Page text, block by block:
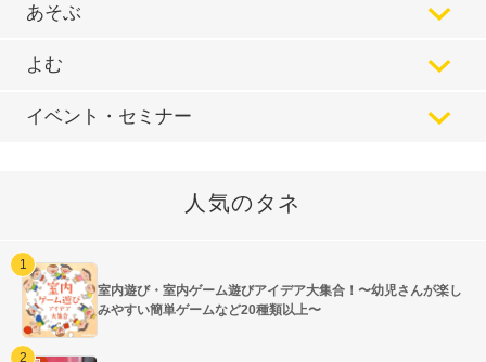
あそぶ
よむ
イベント・セミナー
人気のタネ
室内遊び・室内ゲーム遊びアイデア大集合！〜幼児さんが楽し
みやすい簡単ゲームなど20種類以上〜